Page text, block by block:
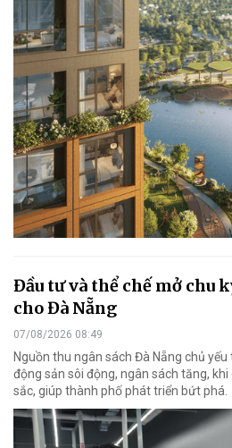
Đầu tư và thể chế mở chu
cho Đà Nẵng
07/08/2026 08:49
Nguồn thu ngân sách Đà Nẵng chủ
động sản sôi động, ngân sách tăng,
sắc, giúp thành phố phát triển bứt phá.